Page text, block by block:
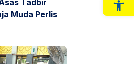
Tadbir
Muda Perlis